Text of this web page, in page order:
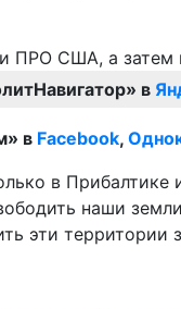
в
в Facebook,
в
наши
эти территории